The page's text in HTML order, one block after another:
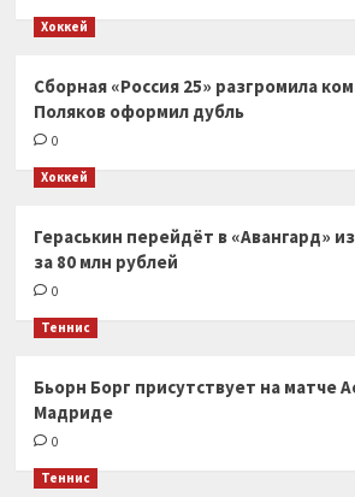
Хоккей
Сборная «Россия 25» разгромила
Поляков оформил дубль
0
Хоккей
Гераськин перейдёт в «Авангард»
за 80 млн рублей
0
Теннис
Бьорн Борг присутствует на матче
Мадриде
0
Теннис